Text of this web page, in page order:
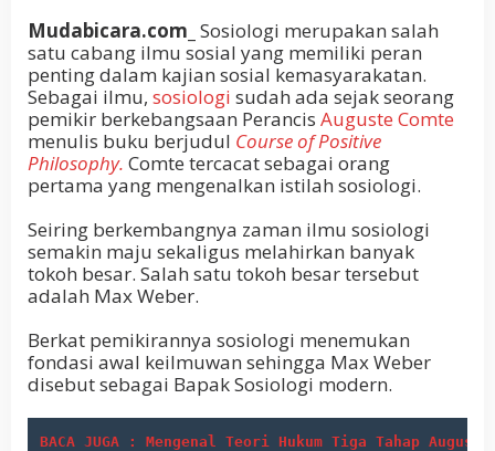
Mudabicara.com_ Sosiologi merupakan salah
satu cabang ilmu sosial yang memiliki peran
penting dalam kajian sosial kemasyarakatan.
Sebagai ilmu, sosiologi sudah ada sejak seorang
pemikir berkebangsaan Perancis Auguste Comte
menulis buku berjudul Course of Positive
Philosophy. Comte tercacat sebagai orang
pertama yang mengenalkan istilah sosiologi.
Seiring berkembangnya zaman ilmu sosiologi
semakin maju sekaligus melahirkan banyak
tokoh besar. Salah satu tokoh besar tersebut
adalah Max Weber.
Berkat pemikirannya sosiologi menemukan
fondasi awal keilmuwan sehingga Max Weber
disebut sebagai Bapak Sosiologi modern.
BACA JUGA : Mengenal Teori Hukum Tiga Tahap Auguste